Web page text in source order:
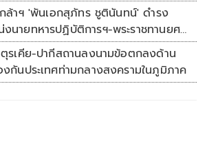
กล้าฯ 'พันเอกสุภัทร ชูตินันทน์' ดำรง
งนายทหารปฏิบัติการฯ-พระราชทานยศ
' รเคีย-ปากีสถานลงนามข้อตกลงด้าน
งกันประเทศท่ามกลางสงครามในภูมิภาค